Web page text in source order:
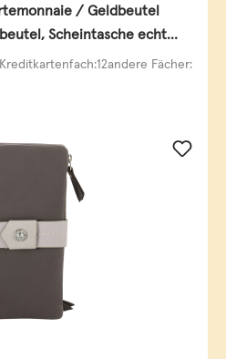
/ Geldbeutel
Scheintasche echt
Fächer: